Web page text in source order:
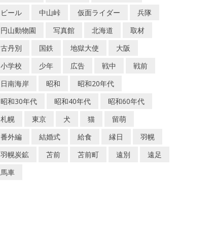
ビール
中山峠 仮面ライダー
兵隊
円山動物園
写真館 北海道
取材
古丹別
国鉄 地獄大使
大阪
小学校
少年 広告 戦中
戦前
日南海岸
昭和
昭和20年代
昭和30年代
昭和40年代
昭和60年代
札幌
東京 犬 猫
留萌
番外編
結婚式 給食 縁日
羽幌
羽幌炭鉱
苫前 苫前町 遠別
遠足
馬車